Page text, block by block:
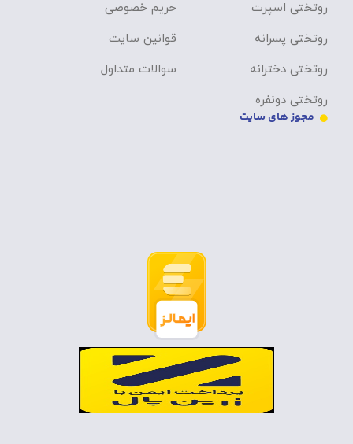
روتختی اسپرت
روتختی پسرانه
روتختی دخترانه
روتختی دونفره
حریم خصوصی
قوانین سایت
سوالات متداول
مجوز های سایت